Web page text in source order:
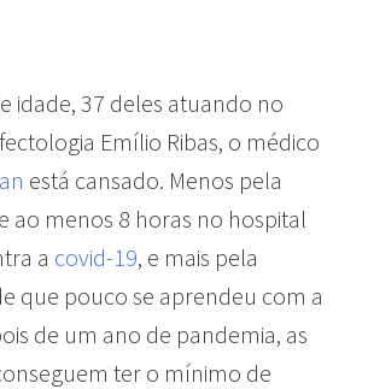
idade, 37 deles atuando no
Emílio Ribas, o médico
está cansado. Menos pela
ao menos 8 horas no hospital
a covid-19, e mais pela
que pouco se aprendeu com a
de um ano de pandemia, as
ter o mínimo de